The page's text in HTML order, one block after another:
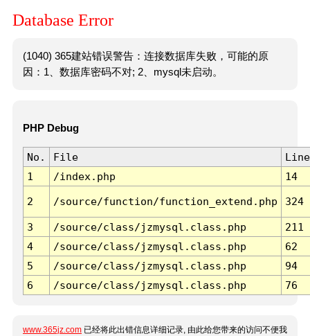
Database Error
(1040) 365建站错误警告：连接数据库失败，可能的原
因：1、数据库密码不对; 2、mysql未启动。
PHP Debug
No. File
Line
1
/index.php 14
2 /source/function/function_extend.php 324
3 /source/class/jzmysql.class.php
211
4
/source/class/jzmysql.class.php
62
5
/source/class/jzmysql.class.php
94
6
/source/class/jzmysql.class.php 76
www.365jz.com 已经将此出错信息详细记录, 由此给您带来的访问不便我